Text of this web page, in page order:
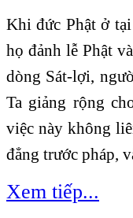
Khi đức Phật ở
họ đảnh lễ Phật
dòng Sát-lợi,
Ta giảng rộng
việc này không
đẳng trước pháp,
Xem tiếp...